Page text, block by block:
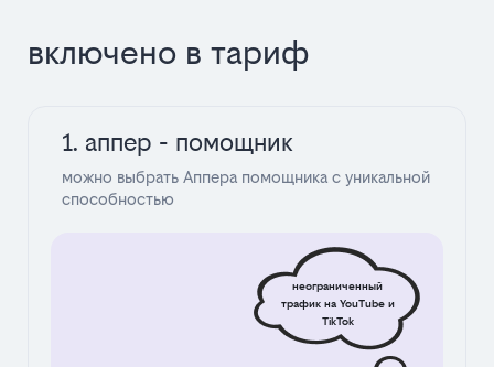
включено в тариф
1. аппер - помощник
можно выбрать Аппера помощника с уникальной
способностью
неограниченный
трафик на YouTube и
TikTok